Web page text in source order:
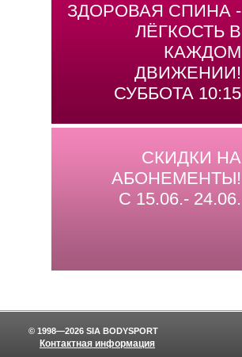
ЗДОРОВАЯ СПИНА -
ЛЁГКОСТЬ В
КАЖДОМ
ДВИЖЕНИИ!
СУББОТА 10:15
СКИДКИ НА
АБОНЕМЕНТЫ!
С 15.06.- 24.06.
Контактная информация
© 1998—2026 SIA BODYSPORT